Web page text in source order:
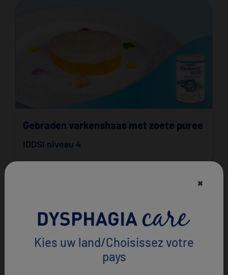
Gebraden varkenshaas met zoete puree
IDDSI niveau 4
×
Kies uw land/Choisissez votre
pays